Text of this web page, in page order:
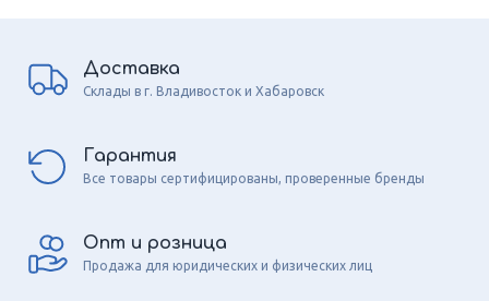
Доставка
Склады в г. Владивосток и Хабаровск
Гарантия
Все товары сертифицированы, проверенные бренды
Опт и розница
Продажа для юридических и физических лиц